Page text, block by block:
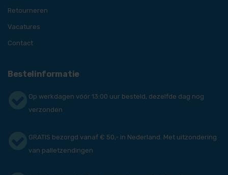
Retourneren
Vacatures
Contact
Bestelinformatie
Op werkdagen vóór 13:00 uur besteld, dezelfde dag nog
verzonden
GRATIS bezorgd vanaf € 50,- in Nederland. Met uitzondering
van palletzendingen